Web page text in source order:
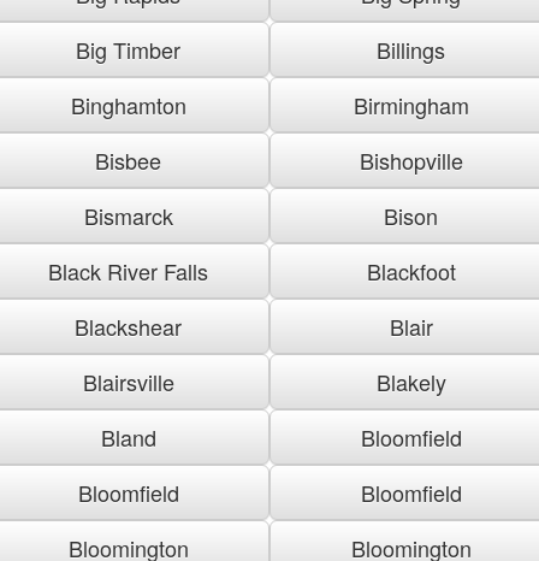
Big Timber
Billings
Binghamton
Birmingham
Bisbee
Bishopville
Bismarck
Bison
Black River Falls
Blackfoot
Blackshear
Blair
Blairsville
Blakely
Bland
Bloomfield
Bloomfield
Bloomfield
Bloomington
Bloomington